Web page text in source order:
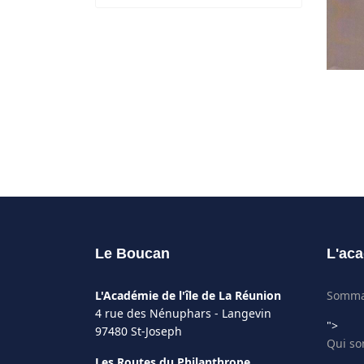
Le Boucan
L'Académie de l'île de La Réunion
4 rue des Nénuphars - Langevin
97480 St-Joseph
">
Qui